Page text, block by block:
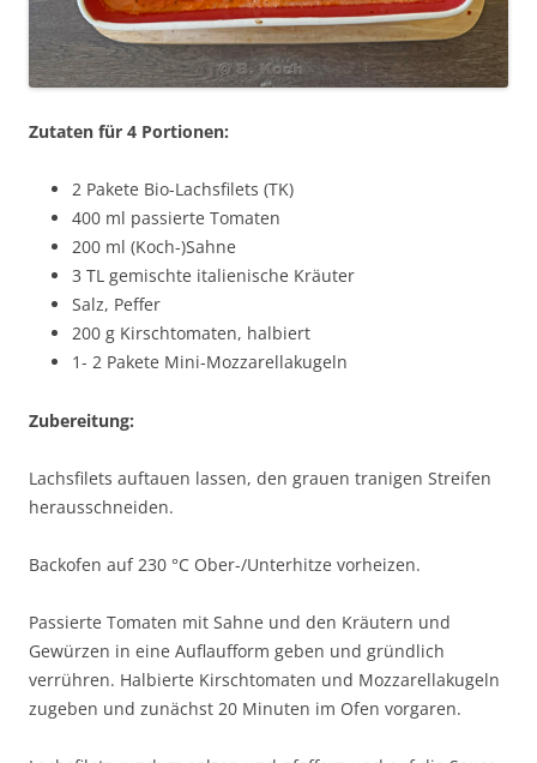
Zutaten für 4 Portionen:
2 Pakete Bio-Lachsfilets (TK)
400 ml passierte Tomaten
200 ml (Koch-)Sahne
3 TL gemischte italienische Kräuter
Salz, Peffer
200 g Kirschtomaten, halbiert
1- 2 Pakete Mini-Mozzarellakugeln
Zubereitung:
Lachsfilets auftauen lassen, den grauen tranigen Streifen
herausschneiden.
Backofen auf 230 °C Ober-/Unterhitze vorheizen.
Passierte Tomaten mit Sahne und den Kräutern und
Gewürzen in eine Auflaufform geben und gründlich
verrühren. Halbierte Kirschtomaten und Mozzarellakugeln
zugeben und zunächst 20 Minuten im Ofen vorgaren.